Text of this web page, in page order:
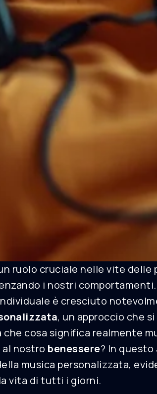
ruolo cruciale nelle vite delle
i nostri
è cresciuto
, un approccio che
cosa significa realmente
nostro benessere? In
musica personalizzata,
vita di tutti i giorni.